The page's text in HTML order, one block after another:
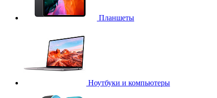
Планшеты
Ноутбуки и компьютеры